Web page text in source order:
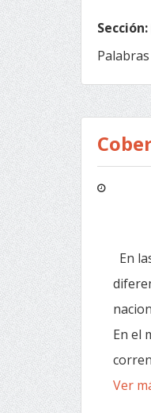
Sección:
Palabras
En
En el
Ver